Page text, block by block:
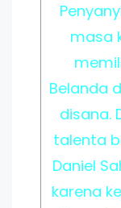
masa
Belanda
disana.
talenta
Daniel
karena